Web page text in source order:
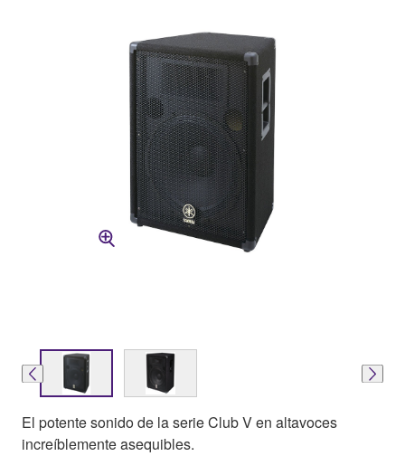
El potente sonido de la serie Club V en altavoces
increíblemente asequibles.